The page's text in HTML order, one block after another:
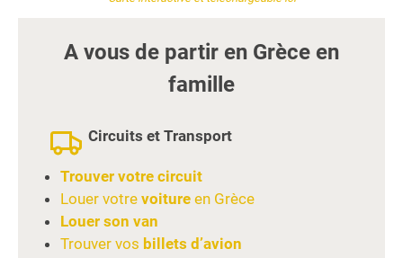
A vous de partir en Grèce en
famille
Circuits et Transport
Trouver votre circuit
Louer votre voiture en Grèce
Louer son van
Trouver vos billets d’avion